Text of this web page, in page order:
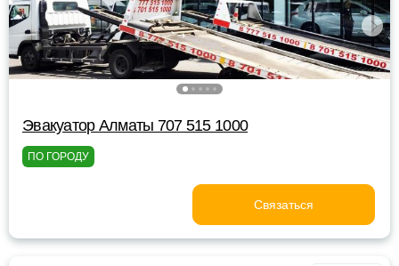
Эвакуатор Алматы 707 515 1000
ПО ГОРОДУ
Связаться